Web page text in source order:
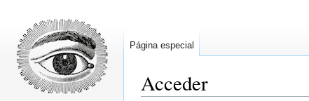
Acceder
Página especial